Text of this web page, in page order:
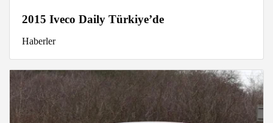
2015 Iveco Daily Türkiye’de
Haberler